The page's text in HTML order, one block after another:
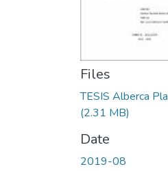
Files
TESIS Alberca
(2.31 MB)
Date
2019-08